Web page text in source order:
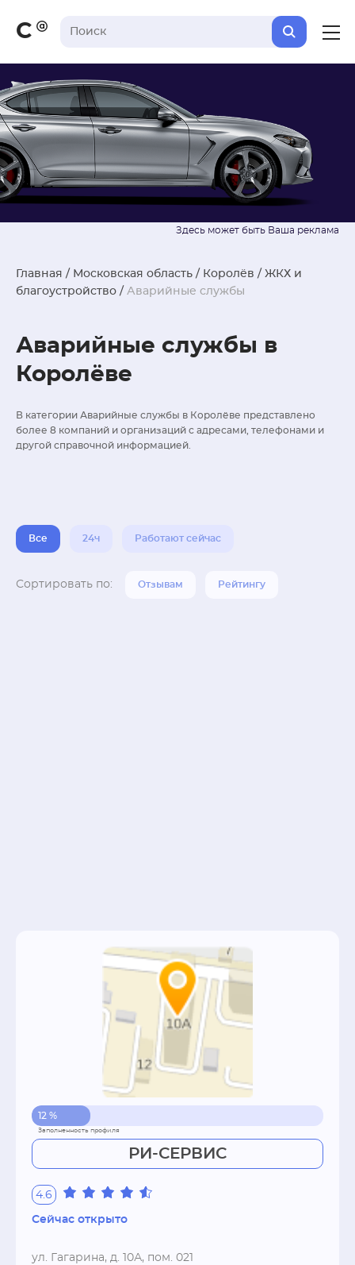
С
Главная / Московская область / Королёв / ЖКХ и
благоустройство / Аварийные службы
Аварийные службы в
Королёве
В категории Аварийные службы в Королёве представлено
более 8 компаний и организаций с адресами, телефонами и
другой справочной информацией.
Все 24ч Работают сейчас
Сортировать по: Отзывам Рейтингу
12 %
РИ-СЕРВИС
4.6
Сейчас открыто
ул. Гагарина, д. 10А, пом. 021